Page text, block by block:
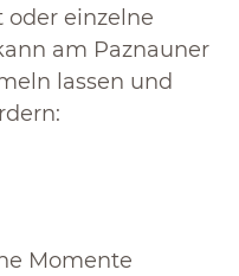
oder einzelne
am Paznauner
lassen und
Momente